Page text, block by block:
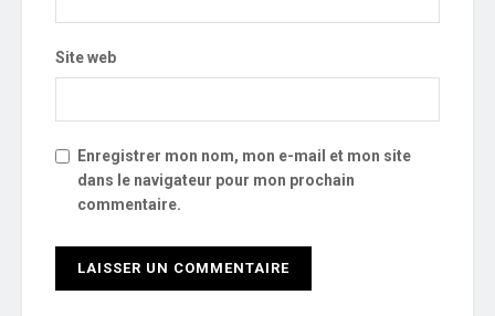
Site web
Enregistrer mon nom, mon e-mail et mon site
dans le navigateur pour mon prochain
commentaire.